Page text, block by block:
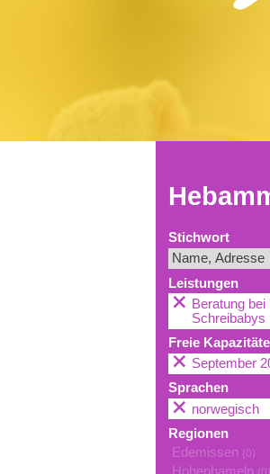
Stichwort
Leistungen
Beratung
Schreibabys
Freie
September
Sprachen
norwegisch
Regionen
Edemissen (0)
Hohenhameln (0)